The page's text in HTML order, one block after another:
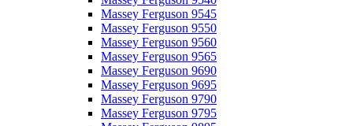
Massey Ferguson 9545
Massey Ferguson 9550
Massey Ferguson 9560
Massey Ferguson 9565
Massey Ferguson 9690
Massey Ferguson 9695
Massey Ferguson 9790
Massey Ferguson 9795